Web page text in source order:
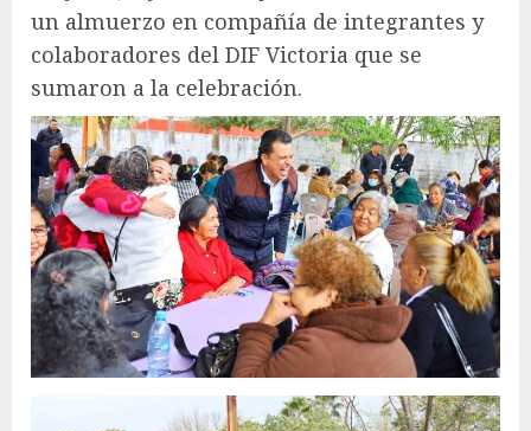
un almuerzo en compañía de integrantes y
colaboradores del DIF Victoria que se
sumaron a la celebración.